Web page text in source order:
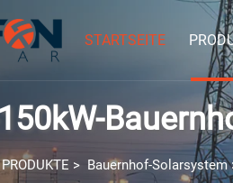
STARTSEITE
PRODUKTE > Bauernhof-Solarsystem